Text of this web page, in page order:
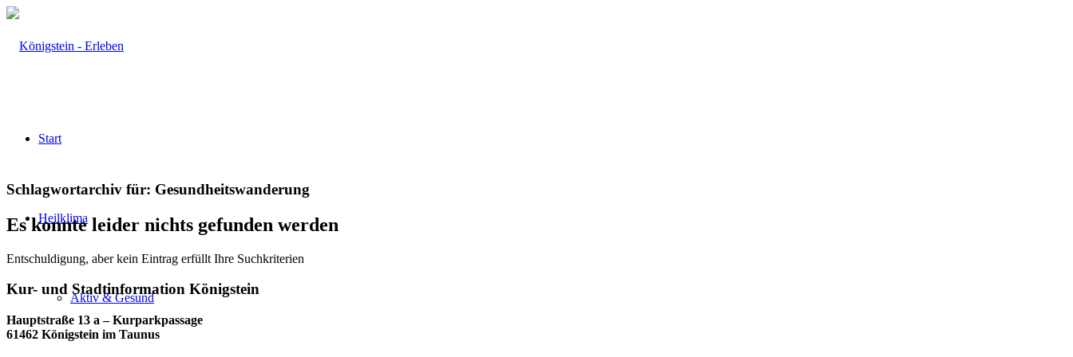
Start
Heilklima
Aktiv & Gesund
Schlagwortarchiv für: Gesundheitswanderung
Es konnte leider nichts gefunden werden
Entschuldigung, aber kein Eintrag erfüllt Ihre Suchkriterien
Kur- und Stadtinformation Königstein
Hauptstraße 13 a – Kurparkpassage
61462 Königstein im Taunus